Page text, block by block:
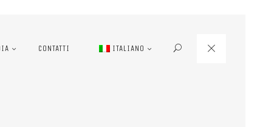
CONTATTI ITALIANO